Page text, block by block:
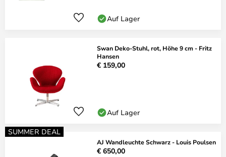
Auf Lager
Swan Deko-Stuhl, rot, Höhe 9 cm - Fritz
Hansen
€ 159,00
Auf Lager
SUMMER DEAL
AJ Wandleuchte Schwarz - Louis Poulsen
€ 650,00